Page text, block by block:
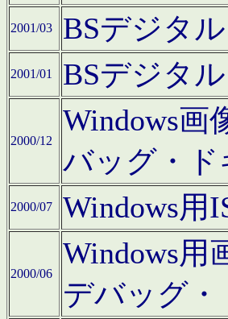
2001/03 BSデジタ
2001/01 BSデジタ
2000/12
Windows画
バッグ・
2000/07 Windows用
2000/06
Windows用
デバッグ